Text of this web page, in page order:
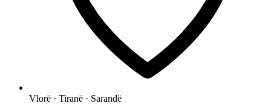
Vlorë · Tiranë · Sarandë